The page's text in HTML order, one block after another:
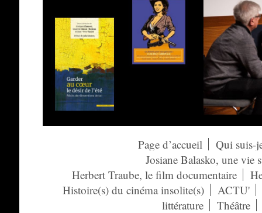
Page d’accueil
Qui suis-
Josiane Balasko, une vie
Herbert Traube, le film documentaire
Histoire(s) du cinéma insolite(s)
ACTU'
littérature
Théâtre